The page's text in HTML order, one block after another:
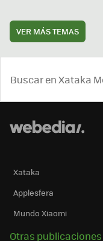
VER MÁS TEMAS
Xataka
Applesfera
Mundo Xiaomi
Otras